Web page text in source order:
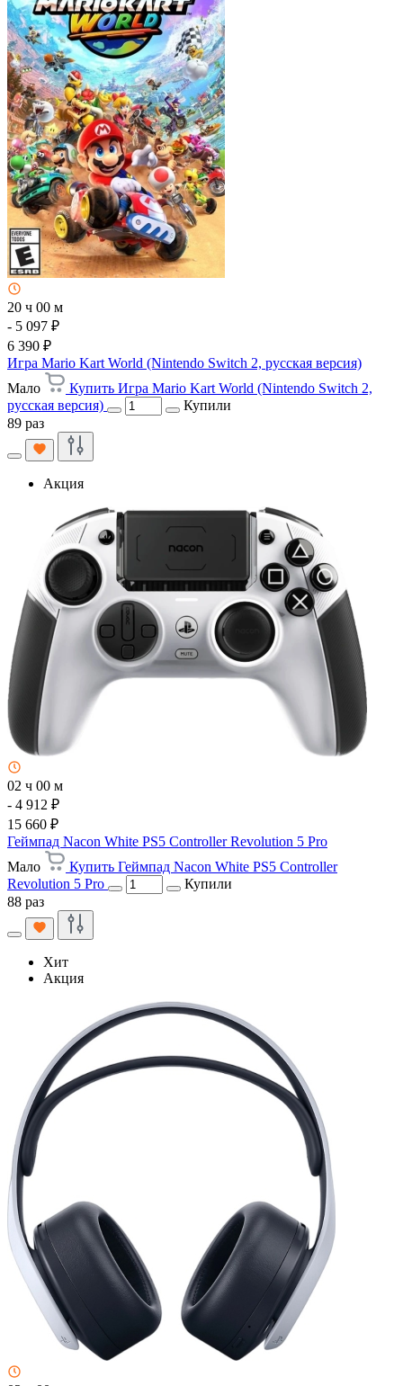
20 ч 00 м
- 5 097 ₽
6 390 ₽
Игра Mario Kart World (Nintendo Switch 2, русская версия)
Мало
Купить Игра Mario Kart World (Nintendo Switch 2,
русская версия)
Купили
89 раз
Акция
02 ч 00 м
- 4 912 ₽
15 660 ₽
Геймпад Nacon White PS5 Controller Revolution 5 Pro
Мало
Купить Геймпад Nacon White PS5 Controller
Revolution 5 Pro
Купили
88 раз
Хит
Акция